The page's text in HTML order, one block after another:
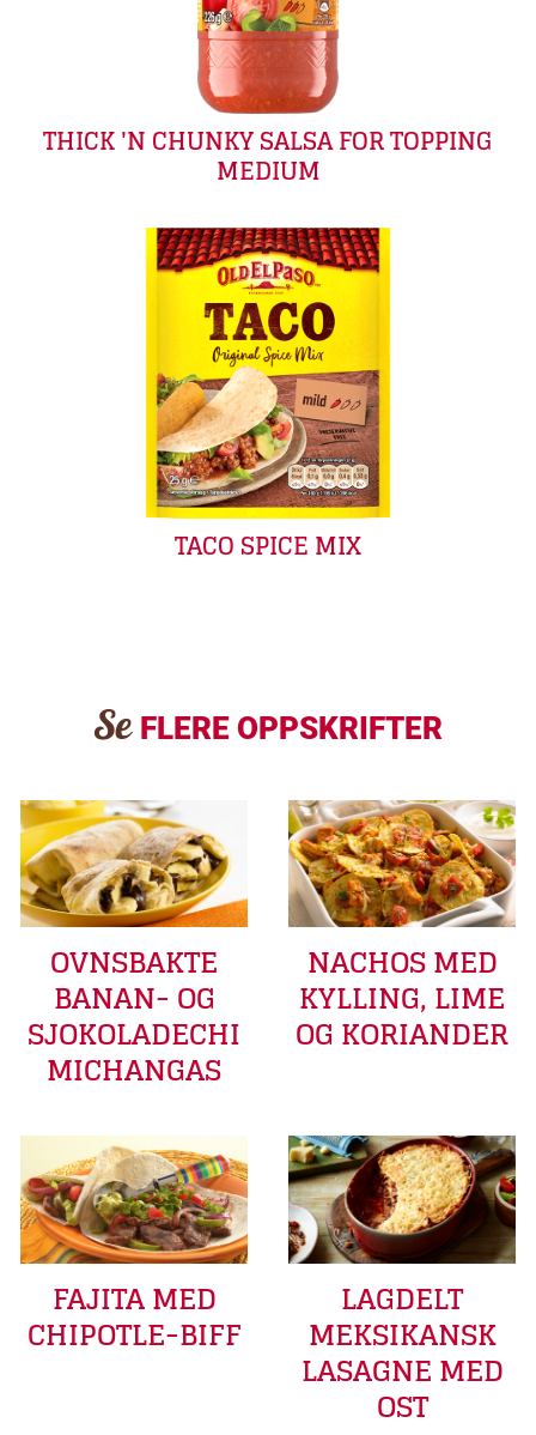
THICK 'N CHUNKY SALSA FOR TOPPING
MEDIUM
TACO SPICE MIX
Se FLERE OPPSKRIFTER
OVNSBAKTE
BANAN- OG
SJOKOLADECHI
MICHANGAS
NACHOS MED
KYLLING, LIME
OG KORIANDER
FAJITA MED
CHIPOTLE-BIFF
LAGDELT
MEKSIKANSK
LASAGNE MED
OST